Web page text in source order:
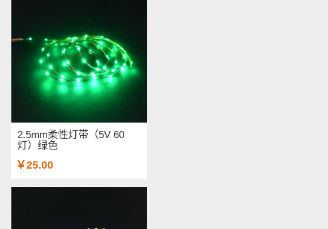
2.5mm柔性灯带（5V 60
灯）绿色
￥25.00